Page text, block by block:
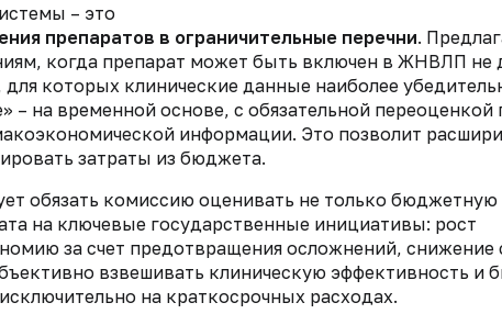
– это
препаратов в ограничительные перечни.
когда препарат может быть включен в ЖНВЛП не
для которых клинические данные наиболее
– на временной основе, с обязательной переоценкой
информации. Это позволит
затраты из бюджета.
обязать комиссию оценивать не только бюджетную
на ключевые государственные инициативы: рост
за счет предотвращения осложнений, снижение
взвешивать клиническую эффективность и
на краткосрочных расходах.